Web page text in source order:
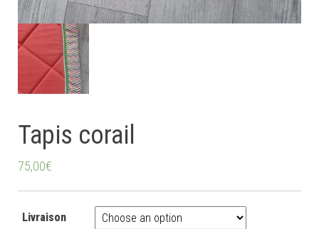
Tapis corail
75,00€
Livraison